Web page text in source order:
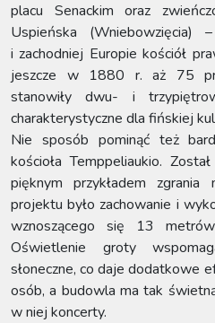
placu Senackim oraz
Uspieńska (Wniebowzięcia)
i zachodniej Europie kościół
jeszcze w 1880 r. aż 75
stanowiły dwu- i
charakterystyczne dla fińskiej
Nie sposób pominąć też
kościoła Temppeliaukio.
pięknym przykładem
projektu było zachowanie i
wznoszącego się 13
Oświetlenie groty
słoneczne, co daje dodatkowe
osób, a budowla ma tak
w niej koncerty.